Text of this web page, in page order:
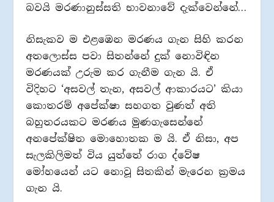
බවයි මරණානුස්සති භාවනාවේ දැක්වෙන්නේ…
නිසැකව ම එළඹෙන මරණය ගැන සිහි කරන
අතලොස්ස පවා සිතන්නේ දුක් නොවිඳින
මරණයක් උරුම කර ගැනීම ගැන යි. ඒ
විදිහට ‘අසවල් තැන, අසවල් ආකාරයට’ කියා
කොතරම් අපේක්ෂා සහගත වුණත් අති
බහුතරයකට මරණය මුණගැසෙන්නේ
අනපේක්ෂිත මොහොතක ම යි. ඒ නිසා, අප
සැලකිලිමත් විය යුත්තේ රාග ද්වේෂ
මෝහයෙන් යට නොවූ සිතකින් මැරෙන ක්‍රමය
ගැන යි.